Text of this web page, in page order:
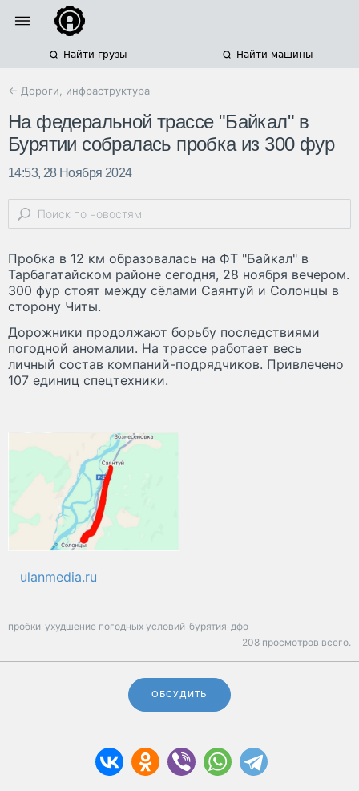
Найти грузы Найти машины
← Дороги, инфраструктура
На федеральной трассе "Байкал" в
Бурятии собралась пробка из 300 фур
14:53, 28 Ноября 2024
Пробка в 12 км образовалась на ФТ "Байкал" в
Тарбагатайском районе сегодня, 28 ноября вечером.
300 фур стоят между сёлами Саянтуй и Солонцы в
сторону Читы.
Дорожники продолжают борьбу последствиями
погодной аномалии. На трассе работает весь
личный состав компаний-подрядчиков. Привлечено
107 единиц спецтехники.
ulanmedia.ru
пробки ухудшение погодных условий бурятия дфо
208 просмотров всего.
ОБСУДИТЬ